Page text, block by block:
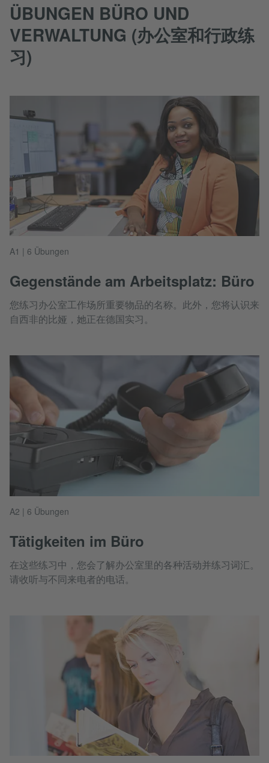
ÜBUNGEN BÜRO UND
VERWALTUNG (办公室和行政练
习)
A1 | 6 Übungen
Gegenstände am Arbeitsplatz: Büro
您练习办公室工作场所重要物品的名称。此外，您将认识来
自西非的比娅，她正在德国实习。
A2 | 6 Übungen
Tätigkeiten im Büro
在这些练习中，您会了解办公室里的各种活动并练习词汇。
请收听与不同来电者的电话。